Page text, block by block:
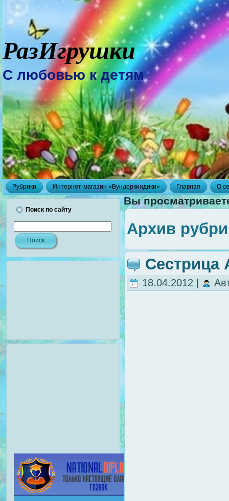
РазИгрушки
С любовью к детям
Рубрики Интернет-магазин «Вундеркиндики» Главная О
Поиск по сайту
Вы
Архив
Сестрица
18.04.2012 |